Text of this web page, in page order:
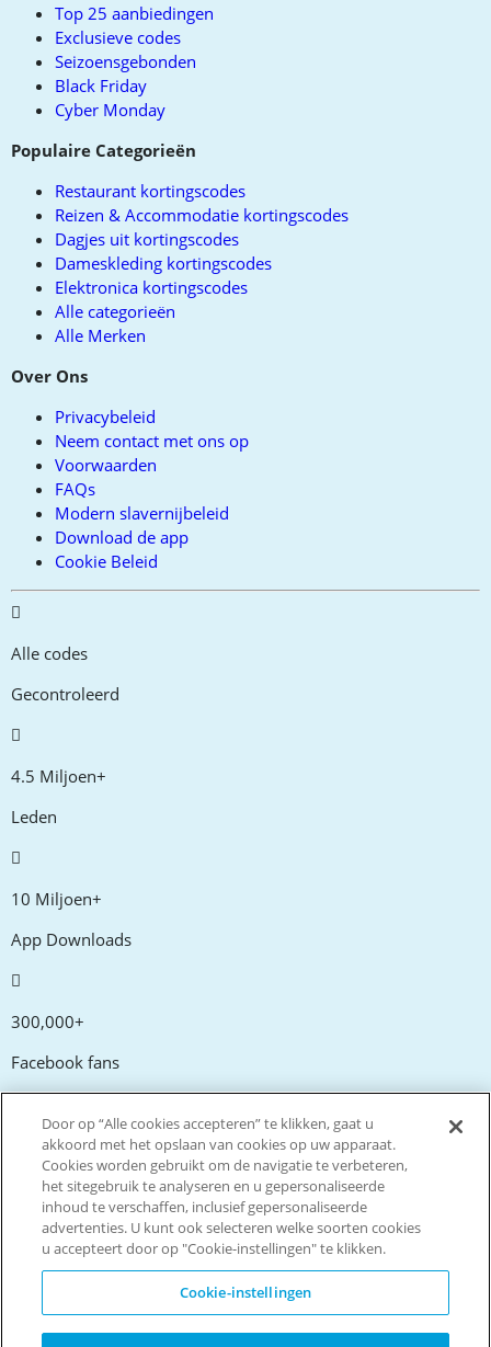
Top 25 aanbiedingen
Exclusieve codes
Seizoensgebonden
Black Friday
Cyber Monday
Populaire Categorieën
Restaurant kortingscodes
Reizen & Accommodatie kortingscodes
Dagjes uit kortingscodes
Dameskleding kortingscodes
Elektronica kortingscodes
Alle categorieën
Alle Merken
Over Ons
Privacybeleid
Neem contact met ons op
Voorwaarden
FAQs
Modern slavernijbeleid
Download de app
Cookie Beleid
Alle codes
Gecontroleerd
4.5 Miljoen+
Leden
10 Miljoen+
App Downloads
300,000+
Facebook fans
20,000+
Kortingscodes
Live more. Spend less.
© Copyright Invitation Digital Ltd. Alle rechten voorbehouden
Door op “Alle cookies accepteren” te klikken, gaat u
akkoord met het opslaan van cookies op uw apparaat.
Cookies worden gebruikt om de navigatie te verbeteren,
het sitegebruik te analyseren en u gepersonaliseerde
inhoud te verschaffen, inclusief gepersonaliseerde
advertenties. U kunt ook selecteren welke soorten cookies
u accepteert door op "Cookie-instellingen" te klikken.
Cookie-instellingen